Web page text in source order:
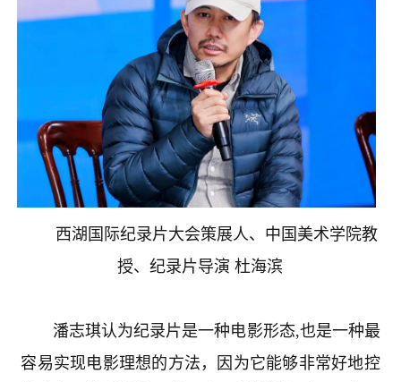
西湖国际纪录片大会策展人、中国美术学院教
授、纪录片导演 杜海滨
潘志琪认为纪录片是一种电影形态,也是一种最
容易实现电影理想的方法，因为它能够非常好地控